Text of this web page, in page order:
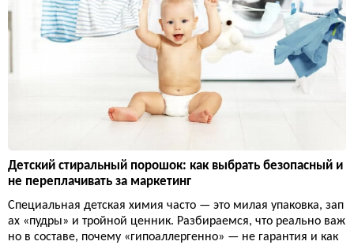
Детский стиральный порошок: как выбрать безопасный и
не переплачивать за маркетинг
Специальная детская химия часто — это милая упаковка, зап
ах «пудры» и тройной ценник. Разбираемся, что реально важ
но в составе, почему «гипоаллергенно» — не гарантия и как